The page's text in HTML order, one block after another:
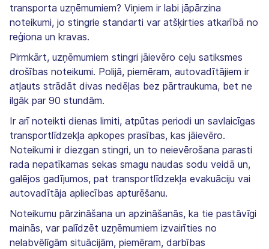
transporta uzņēmumiem? Viņiem ir labi jāpārzina
noteikumi, jo stingrie standarti var atšķirties atkarībā no
reģiona un kravas.
Pirmkārt, uzņēmumiem stingri jāievēro ceļu satiksmes
drošības noteikumi. Polijā, piemēram, autovadītājiem ir
atļauts strādāt divas nedēļas bez pārtraukuma, bet ne
ilgāk par 90 stundām.
Ir arī noteikti dienas limiti, atpūtas periodi un savlaicīgas
transportlīdzekļa apkopes prasības, kas jāievēro.
Noteikumi ir diezgan stingri, un to neievērošana parasti
rada nepatīkamas sekas smagu naudas sodu veidā un,
galējos gadījumos, pat transportlīdzekļa evakuāciju vai
autovadītāja apliecības apturēšanu.
Noteikumu pārzināšana un apzināšanās, ka tie pastāvīgi
mainās, var palīdzēt uzņēmumiem izvairīties no
nelabvēlīgām situācijām, piemēram, darbības